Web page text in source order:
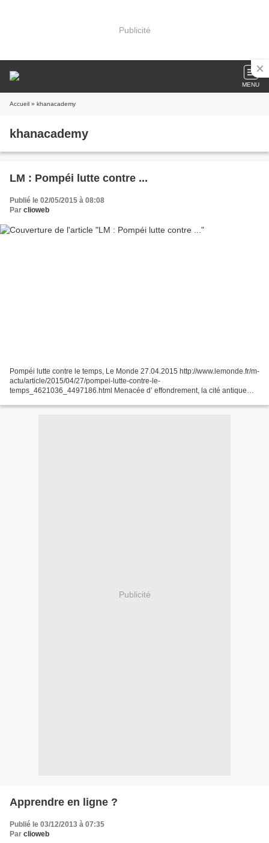
Publicité
MENU
Accueil » khanacademy
khanacademy
LM : Pompéi lutte contre ...
Publié le 02/05/2015 à 08:08
Par clioweb
Pompéi lutte contre le temps, Le Monde 27.04.2015 http://www.lemonde.fr/m-
actu/article/2015/04/27/pompei-lutte-contre-le-
temps_4621036_4497186.html Menacée d’ effondrement, la cité antique
Publicité
Apprendre en ligne ?
Publié le 03/12/2013 à 07:35
Par clioweb